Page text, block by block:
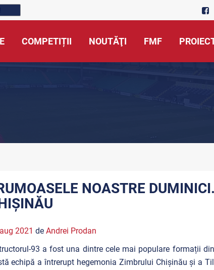
COMPETIȚII NOUTĂŢI FMF
NOASTRE
2021 de Andrei Prodan
93 a fost una dintre cele mai populare formații
echipă a întrerupt hegemonia Zimbrului Chișinău și a